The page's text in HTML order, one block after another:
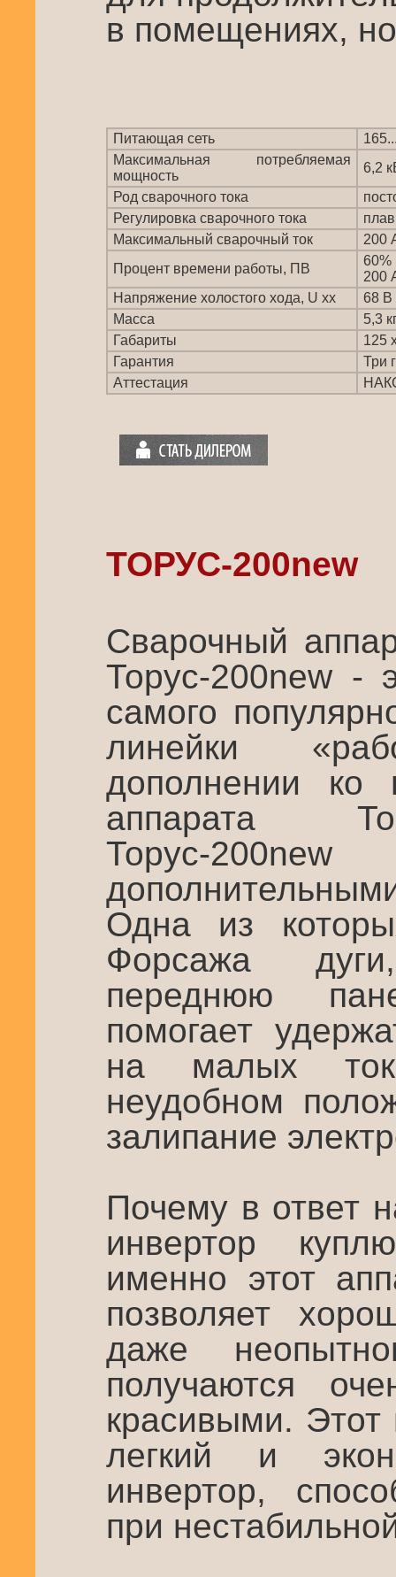
в помещениях,
Питающая сеть
Максимальная потребляемая
мощность
6,2
Род сварочного тока
Регулировка сварочного тока
Максимальный сварочный ток
200
Процент времени работы, ПВ
200
Напряжение холостого хода, U xx
68 В
Масса
5,3
Габариты
125
Гарантия
Три
Аттестация
ТОРУС-200new
Сварочный
Торус-200new -
самого
линейки
дополнении ко
аппарата
Торус-
Одна из
Форсажа
переднюю
помогает
на малых
неудобном
залипание
Почему в ответ
инвертор
именно этот
позволяет
даже
получаются
красивыми.
легкий и
инвертор,
при